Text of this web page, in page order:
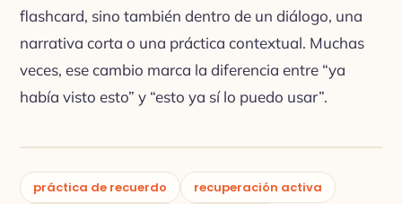
flashcard, sino también dentro de un diálogo, una
narrativa corta o una práctica contextual. Muchas
veces, ese cambio marca la diferencia entre “ya
había visto esto” y “esto ya sí lo puedo usar”.
práctica de recuerdo
recuperación activa